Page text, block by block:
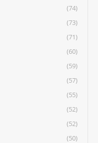
(74)
(73)
(71)
(60)
(59)
(57)
(55)
(52)
(52)
(50)